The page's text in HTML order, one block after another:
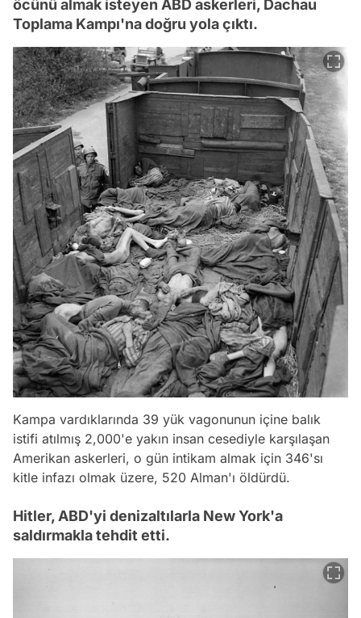
öcünü almak isteyen ABD askerleri, Dachau
Toplama Kampı'na doğru yola çıktı.
Kampa vardıklarında 39 yük vagonunun içine balık
istifi atılmış 2,000'e yakın insan cesediyle karşılaşan
Amerikan askerleri, o gün intikam almak için 346'sı
kitle infazı olmak üzere, 520 Alman'ı öldürdü.
Hitler, ABD'yi denizaltılarla New York'a
saldırmakla tehdit etti.